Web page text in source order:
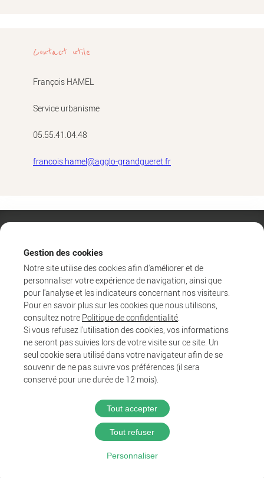
Gestion des cookies
Notre site utilise des cookies afin d'améliorer et de
personnaliser votre expérience de navigation, ainsi que
pour l'analyse et les indicateurs concernant nos visiteurs.
Pour en savoir plus sur les cookies que nous utilisons,
consultez notre Politique de confidentialité
Si vous refusez l'utilisation des cookies, vos informations
ne seront pas suivies lors de votre visite sur ce site. Un
seul cookie sera utilisé dans votre navigateur afin de se
souvenir de ne pas suivre vos préférences (il sera
conservé pour une durée de 12 mois).
Tout accepter
Tout refuser
Personnaliser
Contact utile
François HAMEL
Service urbanisme
05.55.41.04.48
francois.hamel@agglo-grandgueret.fr
Agglo
Entreprendre et collaborer
Au quotidien
@2025 Proximit Digital
Politique de confidentialité
Mentions légales